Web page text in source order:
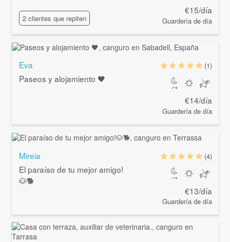
2 clientes que repiten
€15/día
Guardería de día
Eva
Paseos y alojamiento 🖤
(1)
€14/día
Guardería de día
Mireia
El paraíso de tu mejor amigo!
🐶🐕
(4)
€13/día
Guardería de día